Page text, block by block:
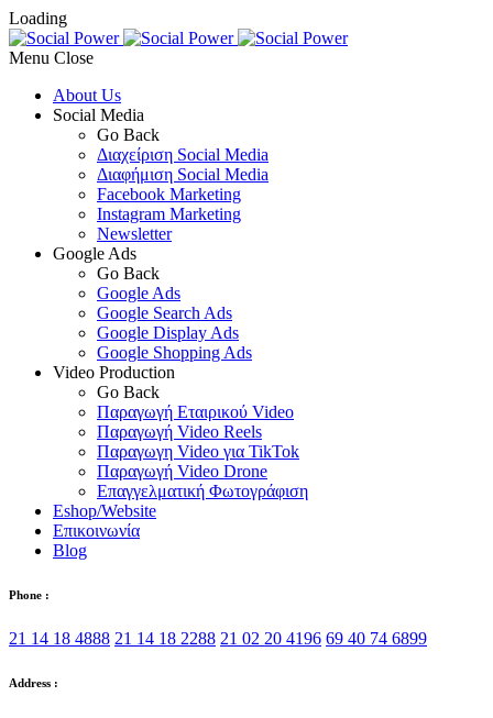
Loading
Menu
About Us
Social Media
Go Back
Διαχείριση Social Media
Διαφήμιση Social Media
Facebook Marketing
Instagram Marketing
Newsletter
Google Ads
Go Back
Google Ads
Google Search Ads
Google Display Ads
Google Shopping Ads
Video Production
Go Back
Παραγωγή Εταιρικού Video
Παραγωγή Video Reels
Παραγωγη Video για TikTok
Παραγωγή Video Drone
Επαγγελματική Φωτογράφιση
Eshop/Website
Επικοινωνία
Blog
Phone :
21 14 18 4888 21 14 18 2288 21 02 20 4196 69 40 74 6899
Address :